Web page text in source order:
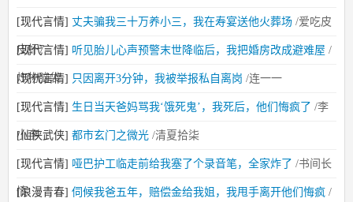
[现代言情] 丈夫骗我三十万养小三，我在寿宴送他火葬场 /爱吃皮
皮虾7
[现代言情] 听见胎儿心声预警末世降临后，我把婚房改成避难屋 /
炸物脑袋
[现代言情] 只因离开3分钟，我被举报私自离岗 /连一一
[现代言情] 生日当天爸妈骂我‘饿死鬼’，我死后，他们悔疯了 /李
小李
[仙侠武侠] 都市玄门之微光 /清夏拾柒
[现代言情] 哑巴护工临走前给我塞了个录音笔，全家炸了 /书间长
情
[浪漫青春] 伺候我爸五年，赔偿金给我姐，我甩手离开他们悔疯 /